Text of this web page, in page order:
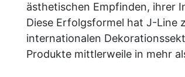
ästhetischen Empfinden, ihrer
Diese Erfolgsformel hat J-Line
internationalen
Produkte mittlerweile in mehr